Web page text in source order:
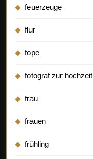
feuerzeuge
flur
fope
fotograf zur hochzeit
frau
frauen
frühling